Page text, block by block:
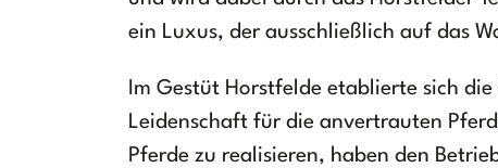
ein Luxus, der ausschließlich auf das
Im Gestüt Horstfelde etablierte sich
Leidenschaft für die anvertrauten
Pferde zu realisieren, haben den